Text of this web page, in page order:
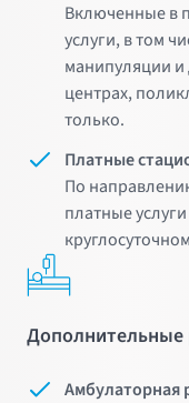
Включенные в
услуги, в том
манипуляции и
центрах,
только.
Платные
По
платные
Дополнительные
Амбулаторная